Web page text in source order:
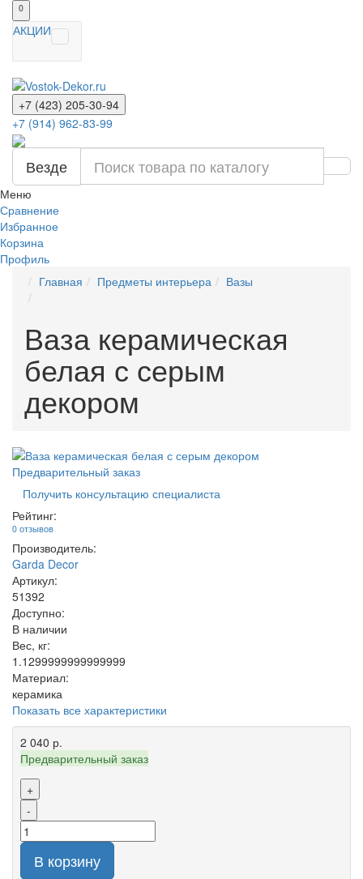
0
АКЦИИ
+7 (423) 205-30-94
+7 (914) 962-83-99
Везде
Меню
Сравнение
Избранное
Корзина
Профиль
Главная
Предметы интерьера Вазы
Ваза керамическая
белая с серым
декором
Предварительный заказ
Получить консультацию специалиста
Рейтинг:
0 отзывов
Производитель:
Garda Decor
Артикул:
51392
Доступно:
В наличии
Вес, кг:
1.1299999999999999
Материал:
керамика
Показать все характеристики
2 040 р.
Предварительный заказ
+
-
В корзину